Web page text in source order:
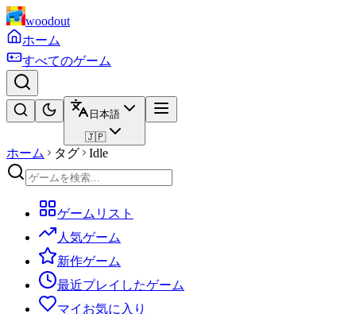
woodout
ホーム
すべてのゲーム
日本語
🇯🇵
ホーム タグ Idle
ゲームリスト
人気ゲーム
新作ゲーム
最近プレイしたゲーム
マイお気に入り